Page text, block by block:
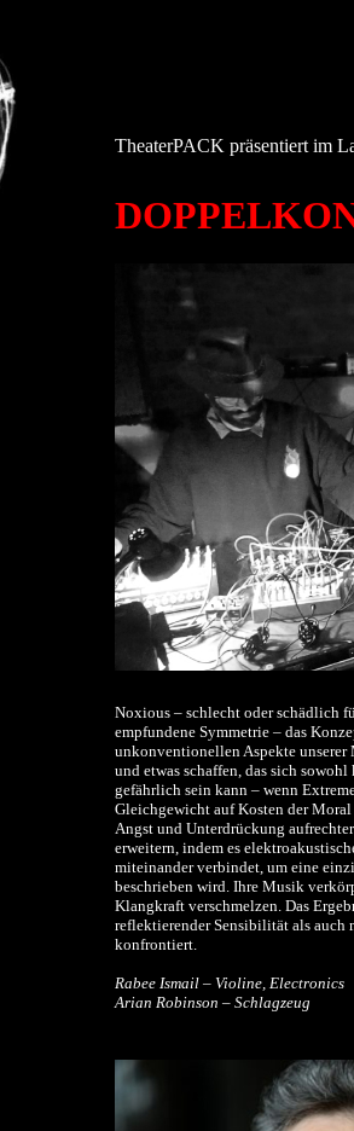
TheaterPACK präsentiert im
Noxious – schlecht oder schädlich
empfundene Symmetrie – das
unkonventionellen Aspekte
und etwas schaffen, das sich
gefährlich sein kann – wenn
Gleichgewicht auf Kosten der
Angst und Unterdrückung
erweitern, indem es
miteinander verbindet, um eine
beschrieben wird. Ihre Musik
Klangkraft verschmelzen. Das
reflektierender Sensibilität als auch
konfrontiert.
Rabee Ismail – Violine, Electronics
Arian Robinson – Schlagzeug